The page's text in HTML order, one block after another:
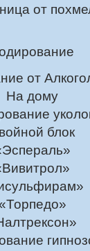
от
от
На дому
блок
«Торпедо»